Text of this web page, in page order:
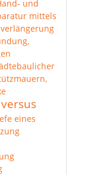
und
mittels
eines